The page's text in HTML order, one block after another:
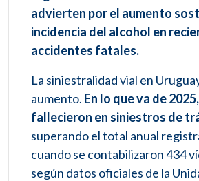
advierten por el aumento
incidencia del alcohol en
accidentes fatales.
La siniestralidad vial en
aumento. En lo que va de
fallecieron en siniestros de
superando el total anual
cuando se contabilizaron 434
según datos oficiales de la